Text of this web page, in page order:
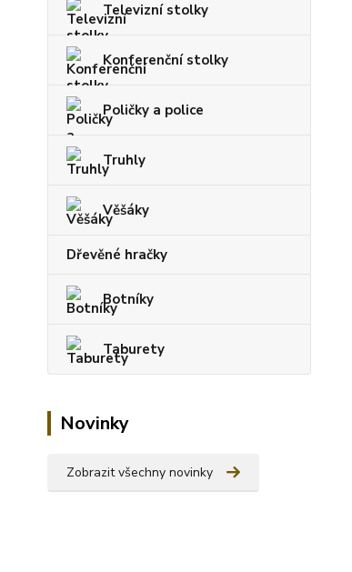
Televizní stolky
Konferenční stolky
Poličky a police
Truhly
Věšáky
Dřevěné hračky
Botníky
Taburety
Novinky
Zobrazit všechny novinky